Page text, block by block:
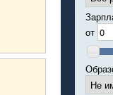
от